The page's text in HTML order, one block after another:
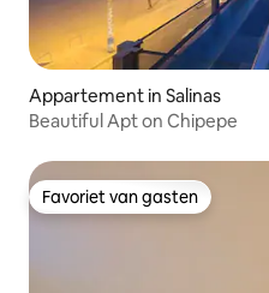
Appartement in Salinas
Beautiful Apt on Chipepe
Favoriet van gasten
Favoriet van gasten